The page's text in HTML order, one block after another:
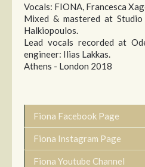
Vocals: FIONA, Francesca
Mixed & mastered at
Halkiopoulos.
Lead vocals recorded at
engineer: Ilias Lakkas.
Athens - London 2018
Fiona Facebook Page
Fiona Instagram Page
Fiona Youtube Channel